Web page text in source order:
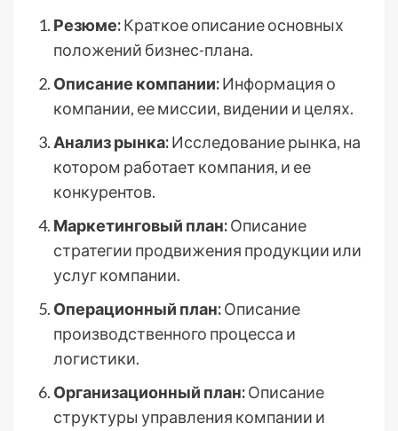
Резюме:Краткое описание основных
положений бизнес-плана.
Описание компании:Информация о
компании, ее миссии, видении и целях.
Анализ рынка:Исследование рынка, на
котором работает компания, и ее
конкурентов.
Маркетинговый план:Описание
стратегии продвижения продукции или
услуг компании.
Операционный план:Описание
производственного процесса и
логистики.
Организационный план:Описание
структуры управления компании и